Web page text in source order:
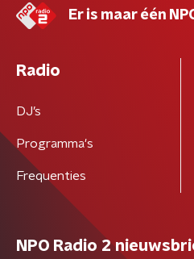
Er is maar één
Radio
DJ’s
Programma's
Frequenties
NPO Radio 2